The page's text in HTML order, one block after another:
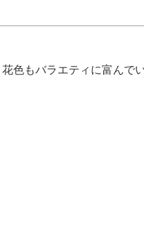
色もバラエティに富んで